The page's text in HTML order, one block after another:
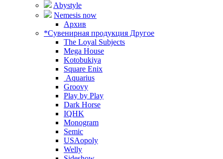
Abystyle
Nemesis now
Архив
*Сувенирная продукция Другое
The Loyal Subjects
Mega House
Kotobukiya
Square Enix
Aquarius
Groovy
Play by Play
Dark Horse
IQHK
Monogram
Semic
USAopoly
Welly